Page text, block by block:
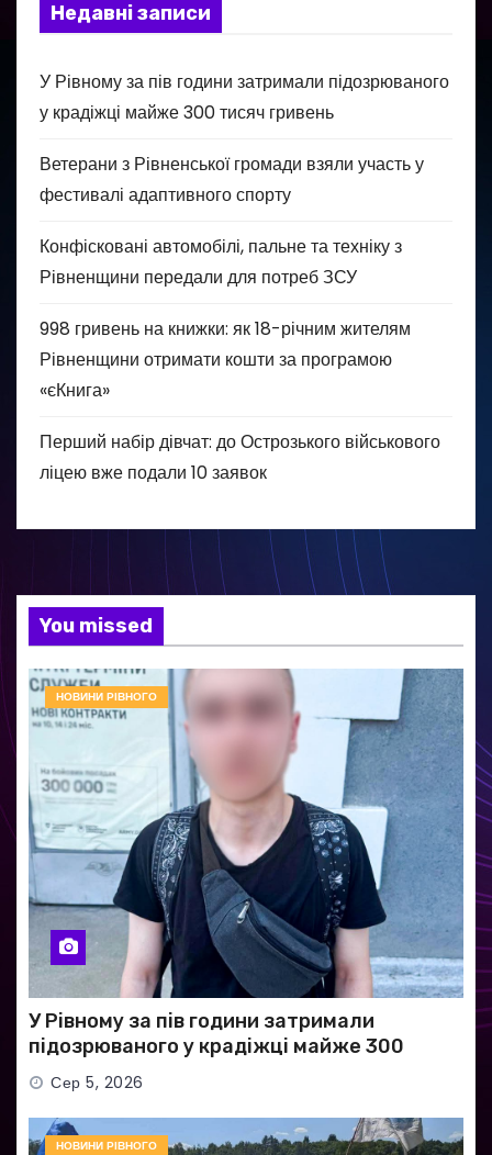
Недавні записи
У Рівному за пів години затримали підозрюваного
у крадіжці майже 300 тисяч гривень
Ветерани з Рівненської громади взяли участь у
фестивалі адаптивного спорту
Конфісковані автомобілі, пальне та техніку з
Рівненщини передали для потреб ЗСУ
998 гривень на книжки: як 18-річним жителям
Рівненщини отримати кошти за програмою
«єКнига»
Перший набір дівчат: до Острозького військового
ліцею вже подали 10 заявок
You missed
НОВИНИ РІВНОГО
У Рівному за пів години затримали
підозрюваного у крадіжці майже 300
тисяч гривень
Сер 5, 2026
НОВИНИ РІВНОГО